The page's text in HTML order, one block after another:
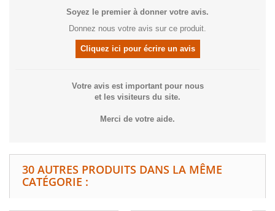
Soyez le premier à donner votre avis.
Donnez nous votre avis sur ce produit.
Cliquez ici pour écrire un avis
Votre avis est important pour nous
et les visiteurs du site.
Merci de votre aide.
30 AUTRES PRODUITS DANS LA MÊME
CATÉGORIE :